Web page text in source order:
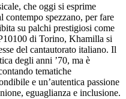
che oggi si esprime
contempo spezzano, per fare
su palchi prestigiosi come
di Torino, Khamilla si
del cantautorato italiano. Il
degli anni ’70, ma è
tematiche
e un’autentica passione
eguaglianza e inclusione.